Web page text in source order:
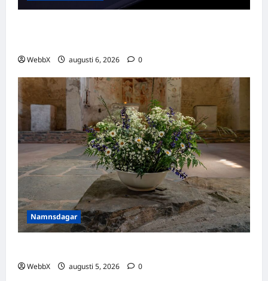
WebbX augusti 6, 2026 0
Namnsdagar
WebbX augusti 5, 2026 0